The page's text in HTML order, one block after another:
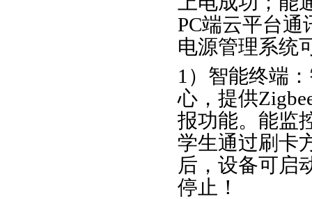
PC端云平台
电源管理系统
1）智能终端
心，提供
报功能。能监
学生通过刷卡
后，设备可启
停止！